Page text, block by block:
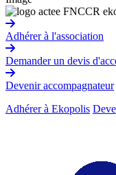
Adhérer à l'association
Demander un devis
Devenir accompagnateur
Adhérer à Ekopolis